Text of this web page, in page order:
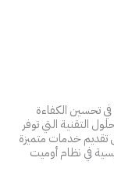
في تحسين الكفاءة
التقنية التي توفر
تقديم خدمات متميزة
في نظام أوميت